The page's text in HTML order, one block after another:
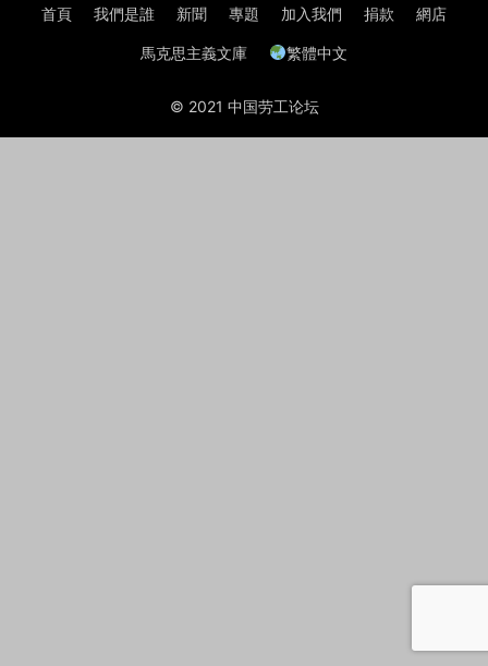
首頁 我們是誰 新聞 專題 加入我們 捐款 網店
馬克思主義文庫 繁體中文
© 2021 中国劳工论坛